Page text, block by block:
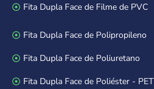
Fita Dupla Face de Filme de PVC
Fita Dupla Face de Polipropileno
Fita Dupla Face de Poliuretano
Fita Dupla Face de Poliéster - PET